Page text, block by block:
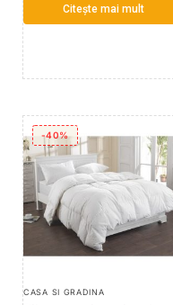
Citește mai mult
-40%
CASA SI GRADINA